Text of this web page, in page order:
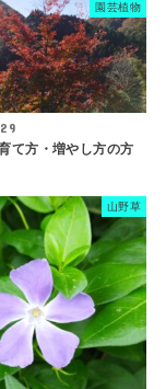
園芸植物
て方・増やし方の方
山野草